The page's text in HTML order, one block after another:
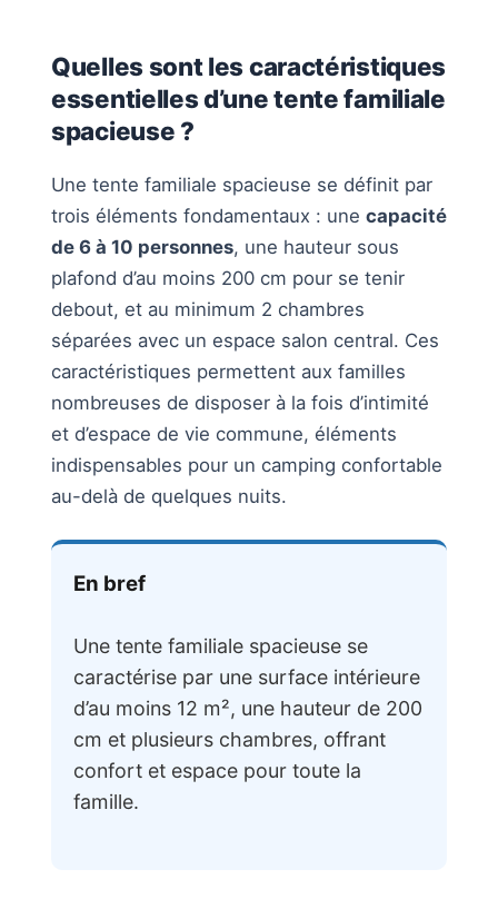
Quelles sont les caractéristiques
essentielles d’une tente familiale
spacieuse ?
Une tente familiale spacieuse se définit par
trois éléments fondamentaux : une capacité
de 6 à 10 personnes, une hauteur sous
plafond d’au moins 200 cm pour se tenir
debout, et au minimum 2 chambres
séparées avec un espace salon central. Ces
caractéristiques permettent aux familles
nombreuses de disposer à la fois d’intimité
et d’espace de vie commune, éléments
indispensables pour un camping confortable
au-delà de quelques nuits.
En bref
Une tente familiale spacieuse se
caractérise par une surface intérieure
d’au moins 12 m², une hauteur de 200
cm et plusieurs chambres, offrant
confort et espace pour toute la
famille.